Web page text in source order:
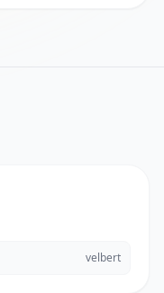
velbert